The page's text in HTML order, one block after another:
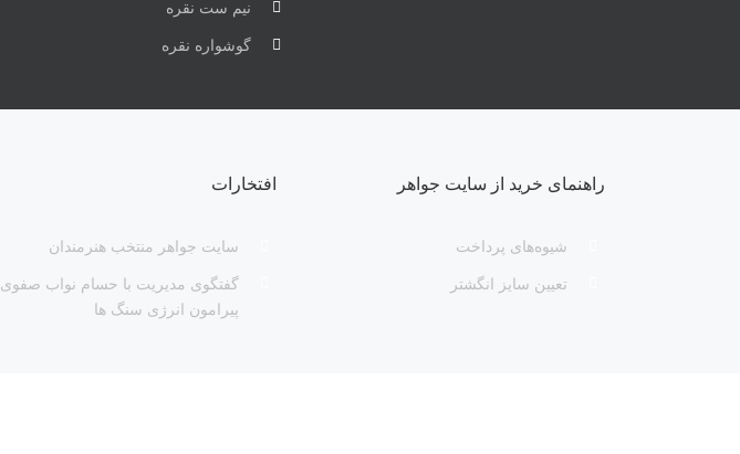
نیم ست نقره
گوشواره نقره
راهنمای خرید از سایت جواهر
شیوه‌های پرداخت
تعیین سایز انگشتر
افتخارات
سایت جواهر منتخب هنرمندان
گفتگوی مدیریت با حسام نواب صفوی
پیرامون انرژی سنگ ها